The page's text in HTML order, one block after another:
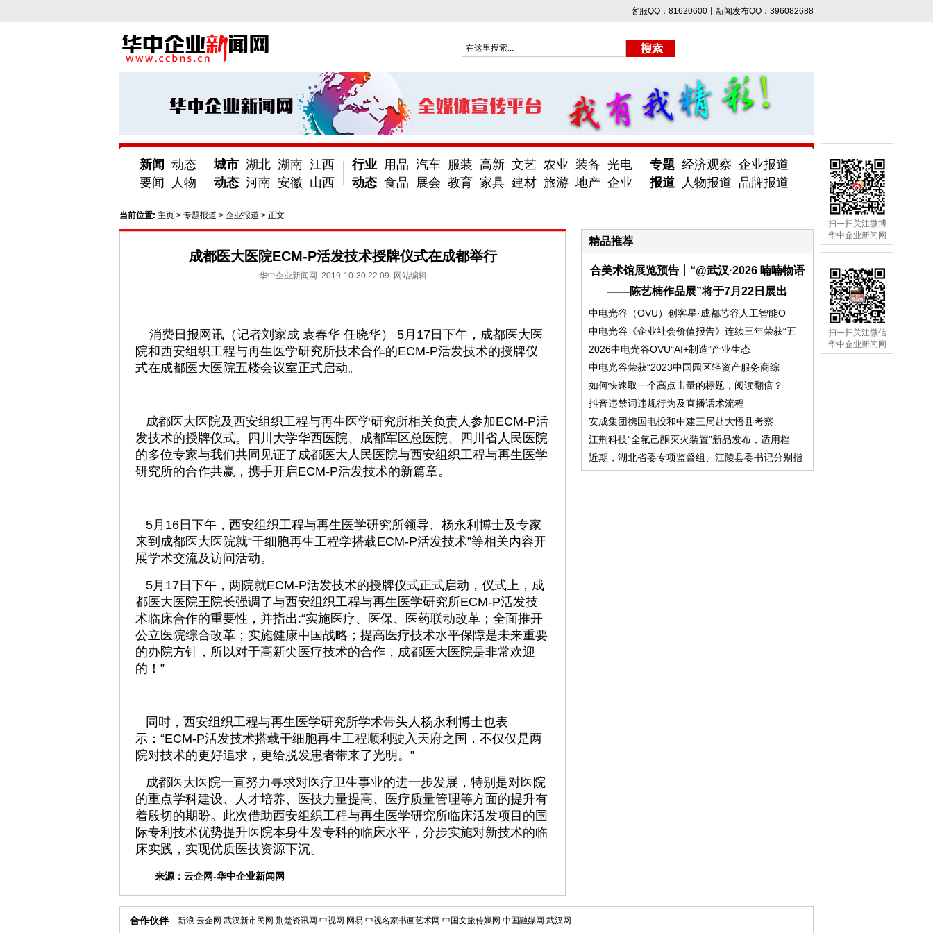
客服QQ：81620600丨新闻发布QQ：396082688
新闻
要闻
动态
人物
城市
动态
湖北 湖南 江西
河南 安徽 山西
行业
动态
用品 汽车 服装 高新 文艺 农业 装备 光电
食品
展会 教育 家具 建材 旅游 地产 企业
专题
报道
经济观察 企业报道
人物报道 品牌报道
扫一扫关注微博
华中企业新闻网
扫一扫关注微信
华中企业新闻网
当前位置: 主页 > 专题报道 > 企业报道 > 正文
成都医大医院ECM-P活发技术授牌仪式在成都举行
华中企业新闻网 2019-10-30 22:09 网站编辑
消费日报网讯（记者刘家成 袁春华 任晓华） 5月17日下午，成都医大医
院和西安组织工程与再生医学研究所技术合作的ECM-P活发技术的授牌仪
式在成都医大医院五楼会议室正式启动。
成都医大医院及西安组织工程与再生医学研究所相关负责人参加ECM-P活
发技术的授牌仪式。四川大学华西医院、成都军区总医院、四川省人民医院
的多位专家与我们共同见证了成都医大人民医院与西安组织工程与再生医学
研究所的合作共赢，携手开启ECM-P活发技术的新篇章。
5月16日下午，西安组织工程与再生医学研究所领导、杨永利博士及专家
来到成都医大医院就“干细胞再生工程学搭载ECM-P活发技术”等相关内容开
展学术交流及访问活动。
5月17日下午，两院就ECM-P活发技术的授牌仪式正式启动，仪式上，成
都医大医院王院长强调了与西安组织工程与再生医学研究所ECM-P活发技
术临床合作的重要性，并指出:“实施医疗、医保、医药联动改革；全面推开
公立医院综合改革；实施健康中国战略；提高医疗技术水平保障是未来重要
的办院方针，所以对于高新尖医疗技术的合作，成都医大医院是非常欢迎
的！”
同时，西安组织工程与再生医学研究所学术带头人杨永利博士也表
示：“ECM-P活发技术搭载干细胞再生工程顺利驶入天府之国，不仅仅是两
院对技术的更好追求，更给脱发患者带来了光明。”
成都医大医院一直努力寻求对医疗卫生事业的进一步发展，特别是对医院
的重点学科建设、人才培养、医技力量提高、医疗质量管理等方面的提升有
着殷切的期盼。此次借助西安组织工程与再生医学研究所临床活发项目的国
际专利技术优势提升医院本身生发专科的临床水平，分步实施对新技术的临
床实践，实现优质医技资源下沉。
来源： 云企网-华中企业新闻网
精品推荐
合美术馆展览预告丨“@武汉·2026 喃喃物语
——陈艺楠作品展”将于7月22日展出
中电光谷（OVU）创客星·成都芯谷人工智能O
中电光谷《企业社会价值报告》连续三年荣获“五
2026中电光谷OVU“AI+制造”产业生态
中电光谷荣获“2023中国园区轻资产服务商综
如何快速取一个高点击量的标题，阅读翻倍？
抖音违禁词违规行为及直播话术流程
安成集团携国电投和中建三局赴大悟县考察
江荆科技“全氟己酮灭火装置”新品发布，适用档
近期，湖北省委专项监督组、江陵县委书记分别指
合作伙伴 新浪 云企网 武汉新市民网 荆楚资讯网 中视网 网易 中视名家书画艺术网 中国文旅传媒网 中国融媒网 武汉网